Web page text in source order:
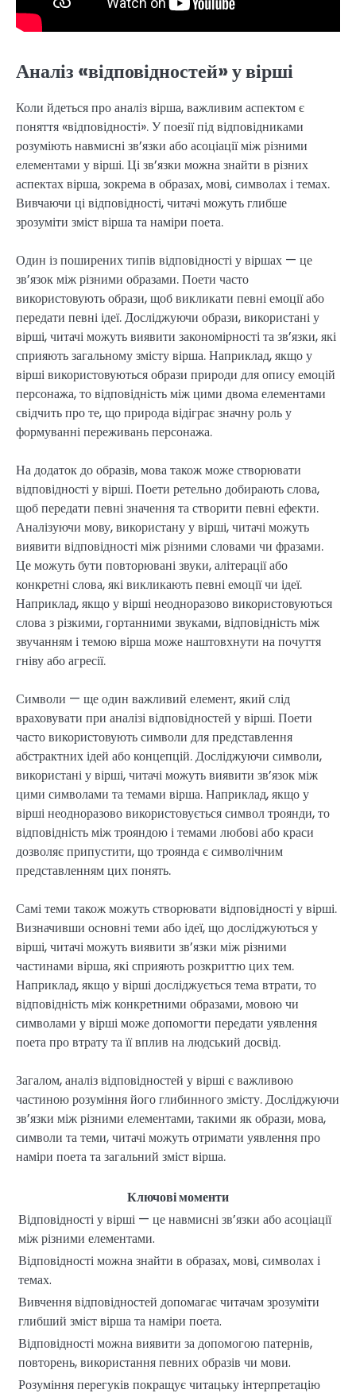
Аналіз «відповідностей» у вірші
Коли йдеться про аналіз вірша, важливим аспектом є
поняття «відповідності». У поезії під відповідниками
розуміють навмисні зв’язки або асоціації між різними
елементами у вірші. Ці зв’язки можна знайти в різних
аспектах вірша, зокрема в образах, мові, символах і темах.
Вивчаючи ці відповідності, читачі можуть глибше
зрозуміти зміст вірша та наміри поета.
Один із поширених типів відповідності у віршах — це
зв’язок між різними образами. Поети часто
використовують образи, щоб викликати певні емоції або
передати певні ідеї. Досліджуючи образи, використані у
вірші, читачі можуть виявити закономірності та зв’язки, які
сприяють загальному змісту вірша. Наприклад, якщо у
вірші використовуються образи природи для опису емоцій
персонажа, то відповідність між цими двома елементами
свідчить про те, що природа відіграє значну роль у
формуванні переживань персонажа.
На додаток до образів, мова також може створювати
відповідності у вірші. Поети ретельно добирають слова,
щоб передати певні значення та створити певні ефекти.
Аналізуючи мову, використану у вірші, читачі можуть
виявити відповідності між різними словами чи фразами.
Це можуть бути повторювані звуки, алітерації або
конкретні слова, які викликають певні емоції чи ідеї.
Наприклад, якщо у вірші неодноразово використовуються
слова з різкими, гортанними звуками, відповідність між
звучанням і темою вірша може наштовхнути на почуття
гніву або агресії.
Символи — ще один важливий елемент, який слід
враховувати при аналізі відповідностей у вірші. Поети
часто використовують символи для представлення
абстрактних ідей або концепцій. Досліджуючи символи,
використані у вірші, читачі можуть виявити зв’язок між
цими символами та темами вірша. Наприклад, якщо у
вірші неодноразово використовується символ троянди, то
відповідність між трояндою і темами любові або краси
дозволяє припустити, що троянда є символічним
представленням цих понять.
Самі теми також можуть створювати відповідності у вірші.
Визначивши основні теми або ідеї, що досліджуються у
вірші, читачі можуть виявити зв’язки між різними
частинами вірша, які сприяють розкриттю цих тем.
Наприклад, якщо у вірші досліджується тема втрати, то
відповідність між конкретними образами, мовою чи
символами у вірші може допомогти передати уявлення
поета про втрату та її вплив на людський досвід.
Загалом, аналіз відповідностей у вірші є важливою
частиною розуміння його глибинного змісту. Досліджуючи
зв’язки між різними елементами, такими як образи, мова,
символи та теми, читачі можуть отримати уявлення про
наміри поета та загальний зміст вірша.
Ключові моменти
Відповідності у вірші — це навмисні зв’язки або асоціації
між різними елементами.
Відповідності можна знайти в образах, мові, символах і
темах.
Вивчення відповідностей допомагає читачам зрозуміти
глибший зміст вірша та наміри поета.
Відповідності можна виявити за допомогою патернів,
повторень, використання певних образів чи мови.
Розуміння перегуків покращує читацьку інтерпретацію